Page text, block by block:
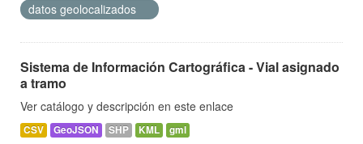
datos geolocalizados
Sistema de Información Cartográfica - Vial asignado
a tramo
Ver catálogo y descripción en este enlace
CSV GeoJSON SHP KML gml